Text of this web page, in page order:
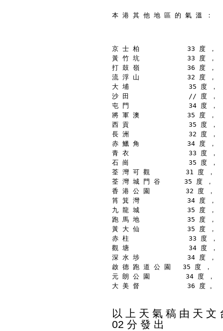
本 港 其 他 地 區 的 氣 溫 ：
京 士 柏            33 度 ，
黃 竹 坑            33 度 ，
打 鼓 嶺            36 度 ，
流 浮 山            32 度 ，
大 埔               35 度 ，
沙 田               // 度 ，
屯 門               34 度 ，
將 軍 澳            35 度 ，
西 貢               35 度 ，
長 洲               32 度 ，
赤 鱲 角            34 度 ，
青 衣               33 度 ，
石 崗               35 度 ，
荃 灣 可 觀         31 度 ，
荃 灣 城 門 谷      35 度 ，
香 港 公 園         32 度 ，
筲 箕 灣            34 度 ，
九 龍 城            35 度 ，
跑 馬 地            35 度 ，
黃 大 仙            35 度 ，
赤 柱               33 度 ，
觀 塘               34 度 ，
深 水 埗            34 度 ，
啟 德 跑 道 公 園   35 度 ，
元 朗 公 園         34 度 ，
大 美 督            36 度 。
以 上 天 氣 稿 由 天 文
02 分 發 出